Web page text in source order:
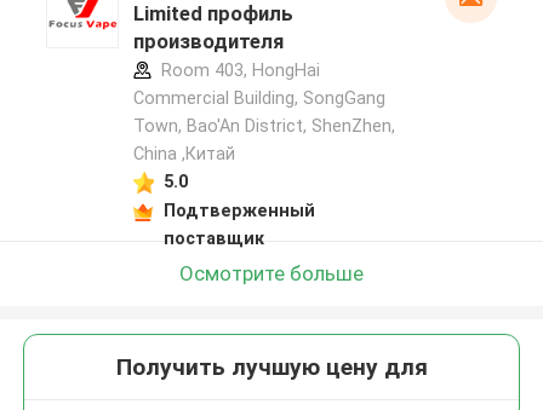
Limited профиль
производителя
Room 403, HongHai
Commercial Building, SongGang
Town, Bao'An District, ShenZhen,
China ,Китай
5.0
Подтверженный
поставщик
Осмотрите больше
Получить лучшую цену для